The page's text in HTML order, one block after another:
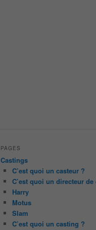
PAGES
Castings
C’est quoi un casteur ?
C’est quoi un directeur
Harry
Motus
Slam
C’est quoi un casting ?